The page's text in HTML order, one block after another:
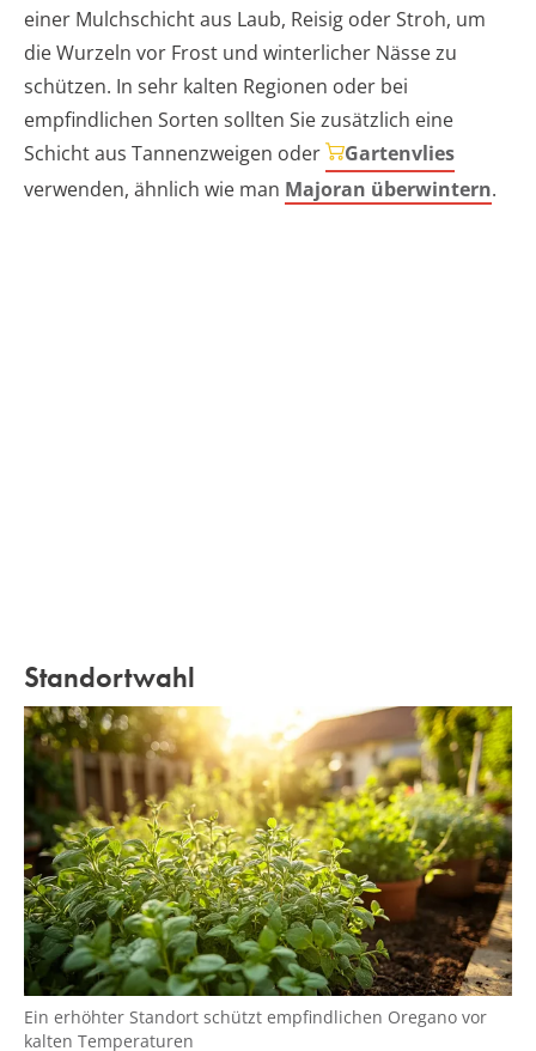
einer Mulchschicht aus Laub, Reisig oder Stroh, um
die Wurzeln vor Frost und winterlicher Nässe zu
schützen. In sehr kalten Regionen oder bei
empfindlichen Sorten sollten Sie zusätzlich eine
Schicht aus Tannenzweigen oder
Gartenvlies
verwenden, ähnlich wie man Majoran überwintern.
Standortwahl
Ein erhöhter Standort schützt empfindlichen Oregano vor
kalten Temperaturen